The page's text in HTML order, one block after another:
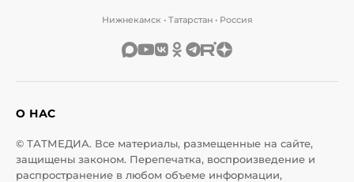
Нижнекамск • Татарстан • Россия
О НАС
© ТАТМЕДИА. Все материалы, размещенные на сайте,
защищены законом. Перепечатка, воспроизведение и
распространение в любом объеме информации,